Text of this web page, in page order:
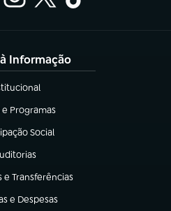
Informação
em nova aba)
Programas
nova aba)
Social
nova aba)
em nova aba)
e Transferências
aba)
e Despesas
nova aba)